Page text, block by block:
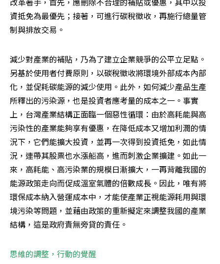
資抵免為最優先；接著，可進行碳稅徵收，再施行總量管
制與排放交易。
減少對產業的補貼，乃為了建立企業競爭的公平立足點。
另基於使用者付費原則，以碳稅徵收將環境外部成本內部
化，並促耗碳能源的減少使用。此外，如何減少產品生產
所釋出的污染源，也是投資者應考量的成本之一。事實
上，台灣產業結構正面臨一個惡性循環：由於高耗能與高
污染性的產業能夠享有優惠，在降低成本又增加利潤的情
況下，它們能擴大投資，並再一次得到投資抵免，如此情
況，連帶其股票也水漲船高，進而刺激企業擴建。如此一
來，高耗能、高污染業的規模日漸擴大，一再背離我國的
能源政策走向而促成溫室氣體的倍數成長。因此，唯有將
環保成本納入營運成本中，才能使產業正視能源耗用與環
境污染等問題，並藉由政策的重新擬定來調整我國的產業
結構，這是政府責無旁貸的責任。
思維的調整，行動的覺醒